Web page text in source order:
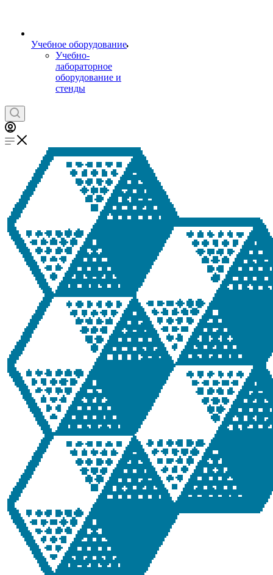
Учебное оборудование
Учебно-
лабораторное
оборудование и
стенды